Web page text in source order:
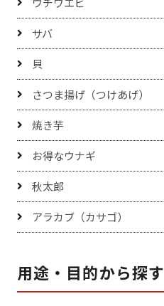
サバ
貝
さつま揚げ（つけあげ）
焼き芋
お得なウナギ
秋太郎
アラカブ（カサゴ）
用途・目的から探す